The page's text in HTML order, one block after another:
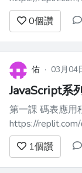
面：https://
00-0個讚
佑 · 03月04
JavaScript系
第一課 碼表應用
https://
v=1#index.html 第二課 筆記應用程式
https://
1個讚